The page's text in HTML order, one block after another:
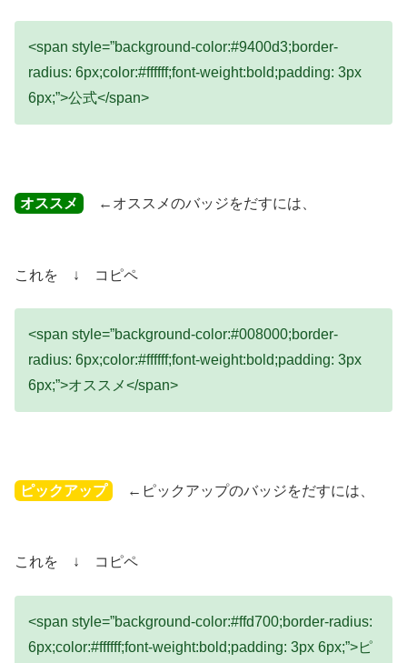
<span style=”background-color:#9400d3;border-
radius: 6px;color:#ffffff;font-weight:bold;padding: 3px
6px;”>公式</span>
オススメ ←オススメのバッジをだすには、
これを ↓ コピペ
<span style=”background-color:#008000;border-
radius: 6px;color:#ffffff;font-weight:bold;padding: 3px
6px;”>オススメ</span>
ピックアップ ←ピックアップのバッジをだすには、
これを ↓ コピペ
<span style=”background-color:#ffd700;border-radius:
6px;color:#ffffff;font-weight:bold;padding: 3px 6px;”>ピ